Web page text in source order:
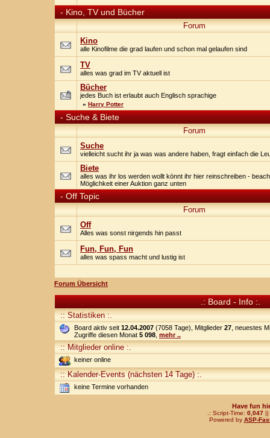
- Kino, TV und Bücher
Forum
Kino
alle Kinofilme die grad laufen und schon mal gelaufen sind
TV
alles was grad im TV aktuell ist
Bücher
jedes Buch ist erlaubt auch Englisch sprachige
» Harry Potter
- Suche & Biete
Forum
Suche
vielleicht sucht ihr ja was was andere haben, fragt einfach die
Biete
alles was ihr los werden wollt könnt ihr hier reinschreiben -
Möglichkeit einer Auktion ganz unten
- Off Topic
Forum
Off
Alles was sonst nirgends hin passt
Fun, Fun, Fun
alles was spass macht und lustig ist
Forum Übersicht
.: Board - Info :.
:: Statistiken :.
Board aktiv seit 12.04.2007 (7058 Tage), Mitglieder 27 , neuestes
Zugriffe diesen Monat 5 098 mehr ..
:: Mitglieder online :.
keiner online
:: Kalender-Events (nächsten 14 Tage) :.
keine Termine vorhanden
Have fun
.: Script-Time: 0,047||
Powered by ASP-